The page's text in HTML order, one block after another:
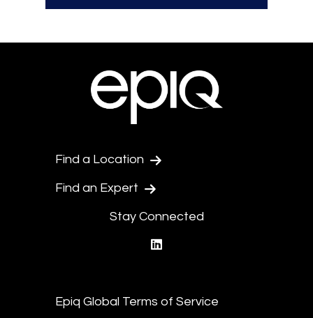
Find a Location
Find an Expert
Stay Connected
Epiq Global Terms of Service